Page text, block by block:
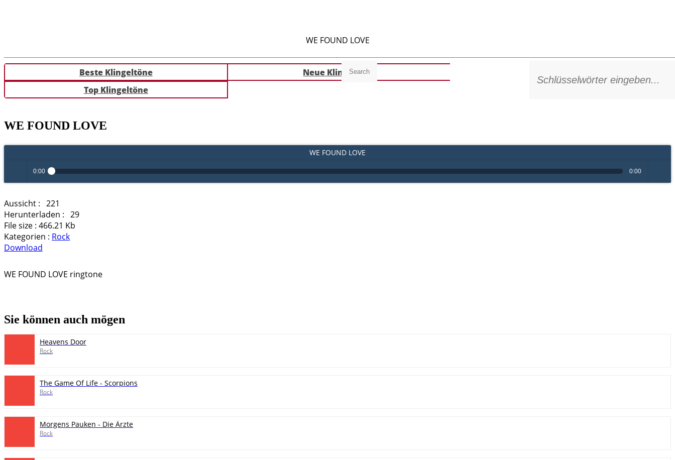
Search
WE FOUND LOVE
Beste Klingeltöne
Neue Klingeltöne
Top Klingeltöne
WE FOUND LOVE
WE FOUND LOVE
Play /
0:00 0:00
Aussicht : 221
Herunterladen : 29
File size : 466.21 Kb
Kategorien : Rock
Download
WE FOUND LOVE ringtone
Sie können auch mögen
Heavens Door
Rock
The Game Of Life - Scorpions
Rock
Morgens Pauken - Die Ärzte
Rock